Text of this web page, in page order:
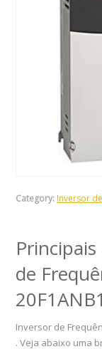
Category: Inversor
de
Inversor de
. Veja abaixo uma